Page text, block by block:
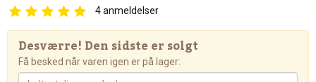
4anmeldelser
Desværre! Den sidste er solgt
Få besked når varen igen er på lager: